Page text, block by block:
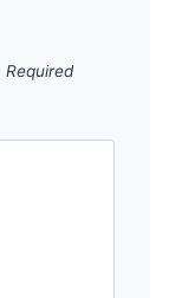
Required